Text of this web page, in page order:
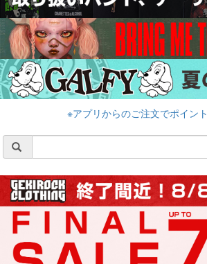
※アプリからのご注文でポイント